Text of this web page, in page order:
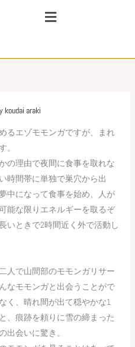
メ
ニ
koudai araki
るエゾモモンガですが、まれ
。
の理由で夜間に食事を取れな
時間帯に単独で巣穴から出
中になって食事を始め、人が
能な限りエネルギーを取るぞ
いときで2時間近く外で活動し
人で山間部のモモンガリサー
なモモンガと出会うことがで
く、晴れ間が出て穏やかな1
、痕跡を頼りに雪の締まった
出会いに驚き。